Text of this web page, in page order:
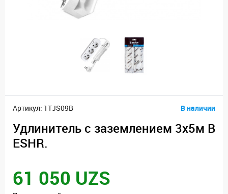
Артикул: 1TJS09B В наличии
Удлинитель с заземлением 3х5м B
ESHR.
61 050 UZS